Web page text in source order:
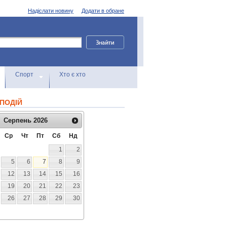
Додати в обране
Надіслати новину
Спорт Хто є хто
Серпень 2026
Ср Чт Пт Сб
Нд
1
2
5 6 7 8
9
12 13 14 15
16
19 20 21 22
23
26 27 28 29
30